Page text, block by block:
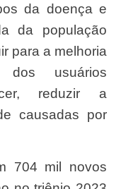
da doença e
da população
para a melhoria
usuários
reduzir a
causadas por